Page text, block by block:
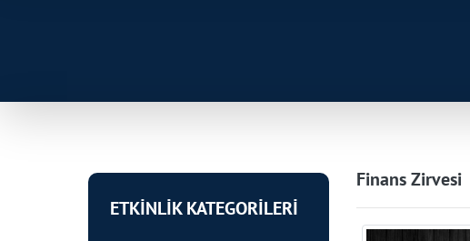
ETKİNLİK KATEGORİLERİ
Finans Zirvesi